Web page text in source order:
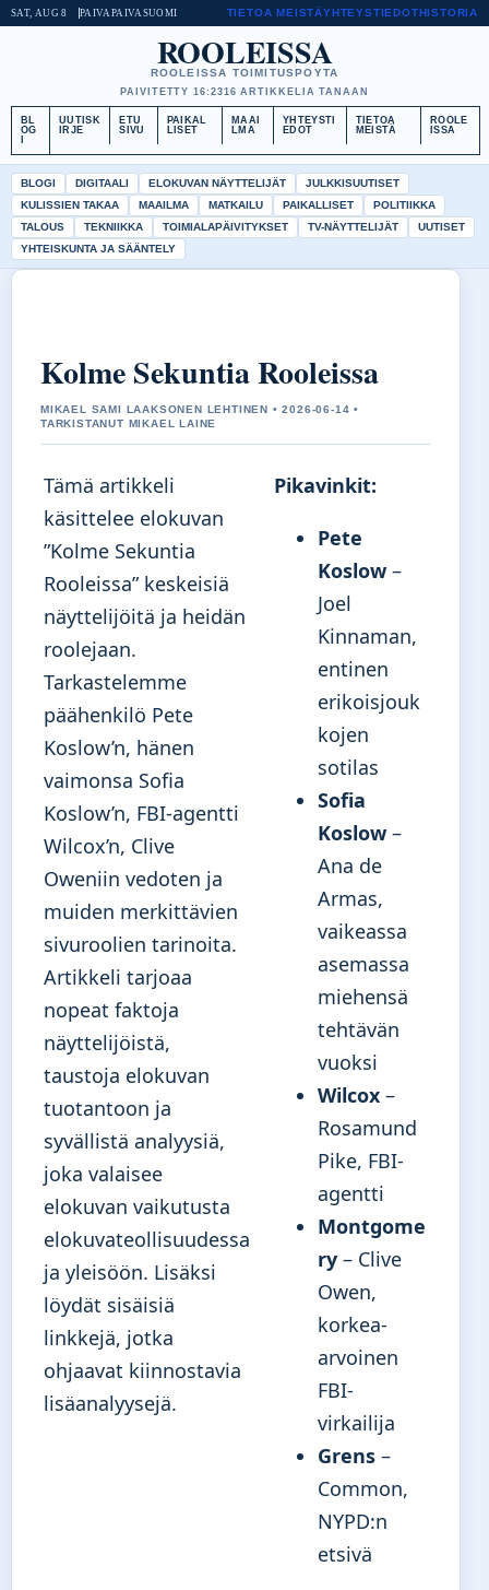
SAT, AUG 8 PAIVAPAIVASUOMI TIETOA MEISTÄYHTEYSTIEDOTHISTORIA
ROOLEISSA
ROOLEISSA TOIMITUSPOYTA
PAIVITETTY 16:2316 ARTIKKELIA TANAAN
BL
OG
UUTISK
IRJE
ETU
SIVU
PAIKAL
LISET
MAAI
LMA
YHTEYSTI
EDOT
TIETOA
MEISTÄ
ROOLE
ISSA
BLOGI DIGITAALI ELOKUVAN NÄYTTELIJÄT
JULKKISUUTISET
KULISSIEN TAKAA
MAAILMA MATKAILU PAIKALLISET
POLITIIKKA
TALOUS
TEKNIIKKA TOIMIALAPÄIVITYKSET TV-NÄYTTELIJÄT
UUTISET
YHTEISKUNTA JA SÄÄNTELY
Kolme Sekuntia Rooleissa
MIKAEL SAMI LAAKSONEN LEHTINEN • 2026-06-14 •
TARKISTANUT MIKAEL LAINE
Tämä artikkeli
käsittelee elokuvan
”Kolme Sekuntia
Rooleissa” keskeisiä
näyttelijöitä ja heidän
roolejaan.
Tarkastelemme
päähenkilö Pete
Koslow’n, hänen
vaimonsa Sofia
Koslow’n, FBI-agentti
Wilcox’n, Clive
Oweniin vedoten ja
muiden merkittävien
sivuroolien tarinoita.
Artikkeli tarjoaa
nopeat faktoja
näyttelijöistä,
taustoja elokuvan
tuotantoon ja
syvällistä analyysiä,
joka valaisee
elokuvan vaikutusta
elokuvateollisuudessa
ja yleisöön. Lisäksi
löydät sisäisiä
linkkejä, jotka
ohjaavat kiinnostavia
lisäanalyysejä.
Pikavinkit:
Pete
Koslow –
Joel
Kinnaman,
entinen
erikoisjouk
kojen
sotilas
Sofia
Koslow –
Ana de
Armas,
vaikeassa
asemassa
miehensä
tehtävän
vuoksi
Wilcox –
Rosamund
Pike, FBI-
agentti
Montgome
ry – Clive
Owen,
korkea-
arvoinen
FBI-
virkailija
Grens –
Common,
NYPD:n
etsivä